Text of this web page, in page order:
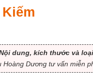
dung, kích thước và
Hoàng Dương tư vấn miễn